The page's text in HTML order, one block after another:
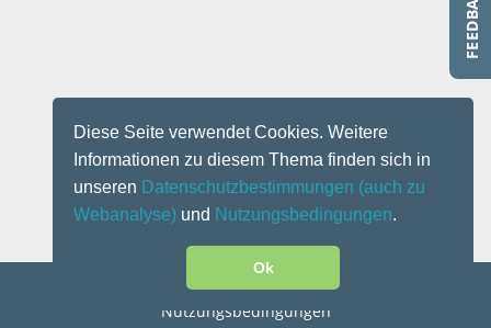
Diese Seite verwendet Cookies. Weitere
Informationen zu diesem Thema finden sich in
unseren Datenschutzbestimmungen (auch zu
Webanalyse) und Nutzungsbedingungen.
Ok
Datenschutz
Nutzungsbedingungen